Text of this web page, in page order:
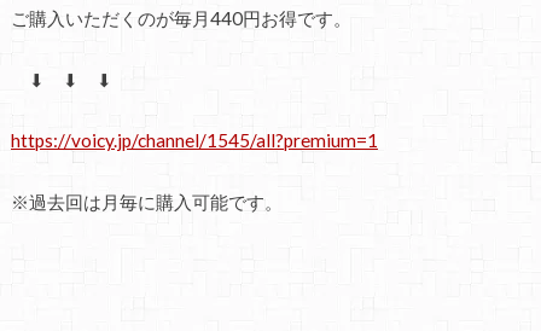
ご購入いただくのが毎月440円お得です。
⬇ ⬇ ⬇
https://voicy.jp/channel/1545/all?premium=1
※過去回は月毎に購入可能です。